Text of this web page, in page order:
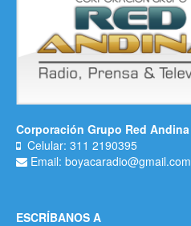
Corporación Grupo Red Andina
Celular: 311 2190395
Email: boyacaradio@gmail.com
ESCRÍBANOS A